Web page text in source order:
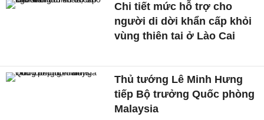
Chi tiết mức hỗ trợ cho
người di dời khẩn cấp khỏi
vùng thiên tai ở Lào Cai
Thủ tướng Lê Minh Hưng
tiếp Bộ trưởng Quốc phòng
Malaysia